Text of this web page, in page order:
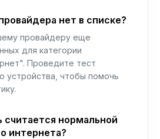
нет в списке?
провайдеру еще
для категории
Проведите тест
устройства, чтобы помочь
считается нормальной
интернета?